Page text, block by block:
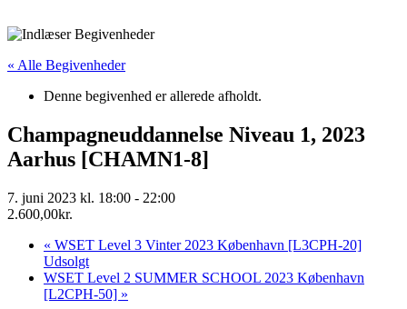
« Alle Begivenheder
Denne begivenhed er allerede afholdt.
Champagneuddannelse Niveau 1, 2023
Aarhus [CHAMN1-8]
7. juni 2023 kl. 18:00 - 22:00
2.600,00kr.
« WSET Level 3 Vinter 2023 København [L3CPH-20]
Udsolgt
WSET Level 2 SUMMER SCHOOL 2023 København
[L2CPH-50] »